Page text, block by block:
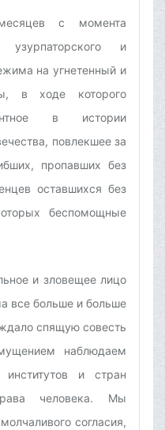
с момента
узурпаторского и
на угнетенный и
в ходе которого
в истории
повлекшее за
пропавших без
оставшихся без
беспомощные
и зловещее лицо
все больше и больше
спящую совесть
наблюдаем
и стран
человека. Мы
согласия,